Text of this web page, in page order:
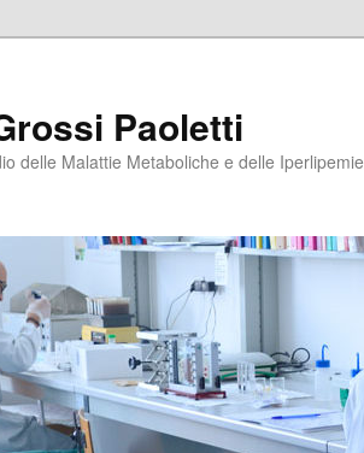
Paoletti
delle Malattie Metaboliche e delle Iperlipemie